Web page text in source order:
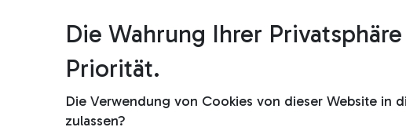
Die Wahrung Ihrer
Priorität.
Die Verwendung von Cookies von dieser Website in
zulassen?